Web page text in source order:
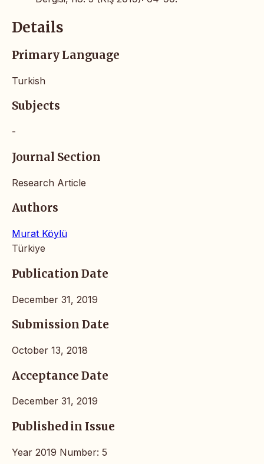
Details
Primary Language
Turkish
Subjects
-
Journal Section
Research Article
Authors
Murat Köylü
Türkiye
Publication Date
December 31, 2019
Submission Date
October 13, 2018
Acceptance Date
December 31, 2019
Published in Issue
Year 2019 Number: 5